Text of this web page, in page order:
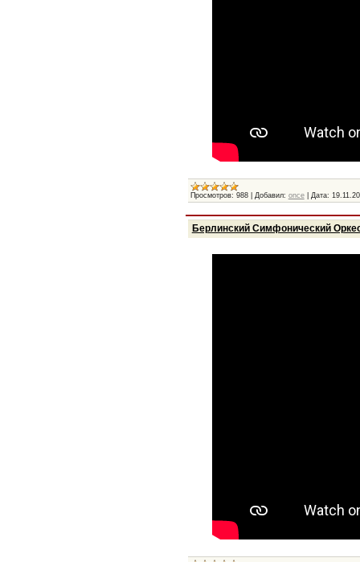
Просмотров: 988 Добавил: once Дата:
Берлинский Симфонический